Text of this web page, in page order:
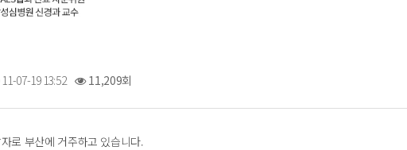
11-07-19 13:52 11,209회
로 부산에 거주하고 있습니다.